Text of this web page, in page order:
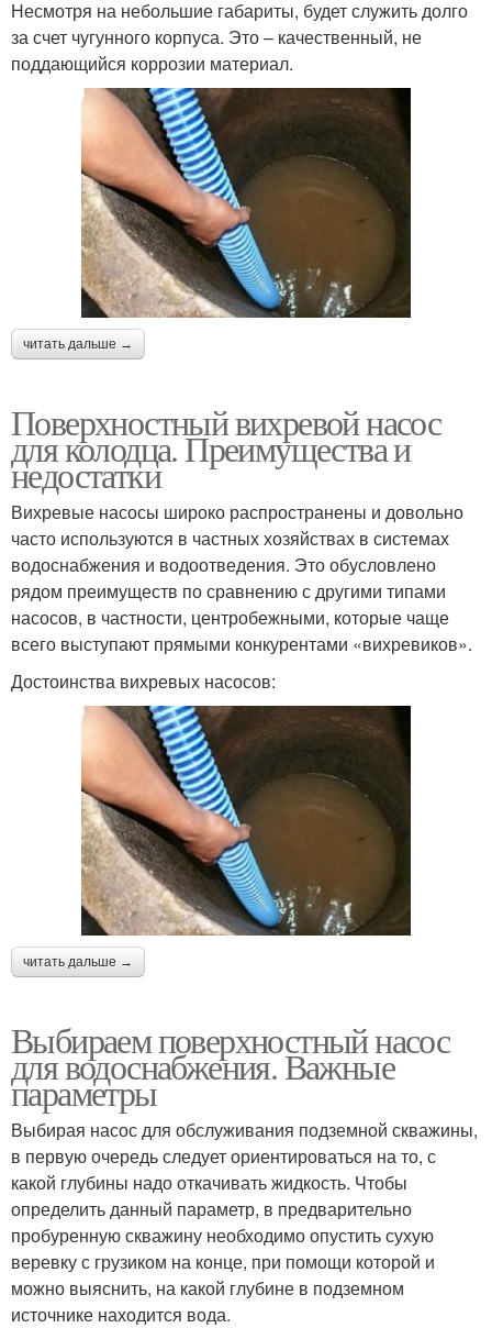
Несмотря на небольшие габариты, будет служить долго
за счет чугунного корпуса. Это – качественный, не
поддающийся коррозии материал.
читать дальше →
Поверхностный вихревой насос
для колодца. Преимущества и
недостатки
Вихревые насосы широко распространены и довольно
часто используются в частных хозяйствах в системах
водоснабжения и водоотведения. Это обусловлено
рядом преимуществ по сравнению с другими типами
насосов, в частности, центробежными, которые чаще
всего выступают прямыми конкурентами «вихревиков».
Достоинства вихревых насосов:
читать дальше →
Выбираем поверхностный насос
для водоснабжения. Важные
параметры
Выбирая насос для обслуживания подземной скважины,
в первую очередь следует ориентироваться на то, с
какой глубины надо откачивать жидкость. Чтобы
определить данный параметр, в предварительно
пробуренную скважину необходимо опустить сухую
веревку с грузиком на конце, при помощи которой и
можно выяснить, на какой глубине в подземном
источнике находится вода.